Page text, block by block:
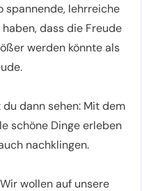
spannende, lehrreiche
dass die Freude
werden könnte als
dann sehen: Mit dem
schöne Dinge erleben
nachklingen.
wollen auf unsere